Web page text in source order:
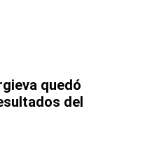
quedó
del